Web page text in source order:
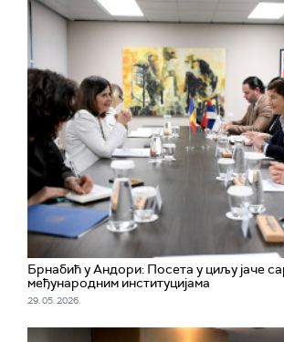
Брнабић у Андори: Посета у циљу јаче
међународним институцијама
29. 05. 2026.